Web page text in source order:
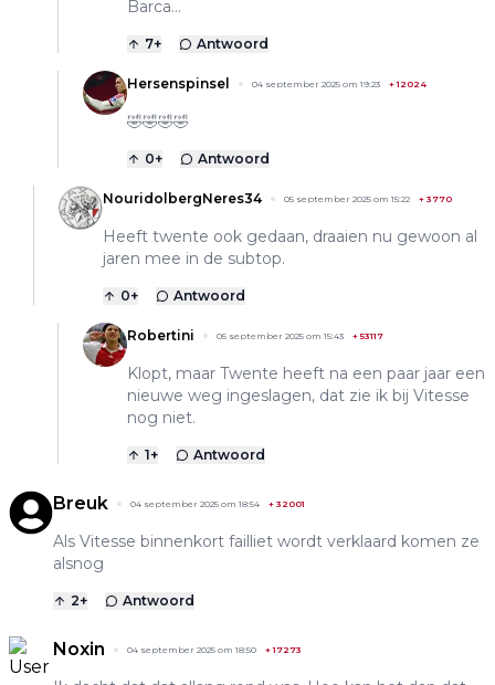
Barca...
7+ Antwoord
Hersenspinsel 04 september 2025 om 19:23 +12024
🤣🤣🤣🤣
0+ Antwoord
NouridolbergNeres34 05 september 2025 om 15:22 + 3770
Heeft twente ook gedaan, draaien nu gewoon al
jaren mee in de subtop.
0+ Antwoord
Robertini 05 september 2025 om 15:43 + 53117
Klopt, maar Twente heeft na een paar jaar een
nieuwe weg ingeslagen, dat zie ik bij Vitesse
nog niet.
1+ Antwoord
Breuk 04 september 2025 om 18:54 + 32001
Als Vitesse binnenkort failliet wordt verklaard komen ze
alsnog
2+ Antwoord
Noxin 04 september 2025 om 18:50 +17273